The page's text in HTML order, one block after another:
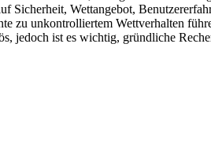
Sicherheit, Wettangebot,
zu unkontrolliertem Wettverhalten
jedoch ist es wichtig, gründliche